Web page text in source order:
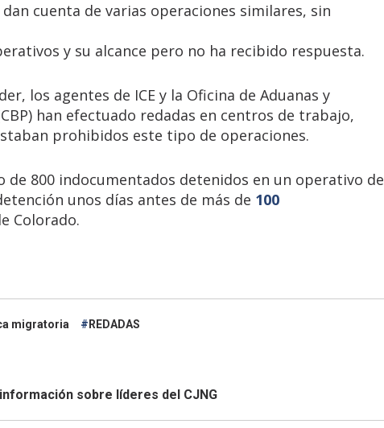
cuenta de varias operaciones similares, sin
y su alcance pero no ha recibido respuesta.
los agentes de ICE y la Oficina de Aduanas y
han efectuado redadas en centros de trabajo,
prohibidos este tipo de operaciones.
de 800 indocumentados detenidos en un operativo de
unos días antes de más de 100
Colorado.
migratoria REDADAS
sobre líderes del CJNG